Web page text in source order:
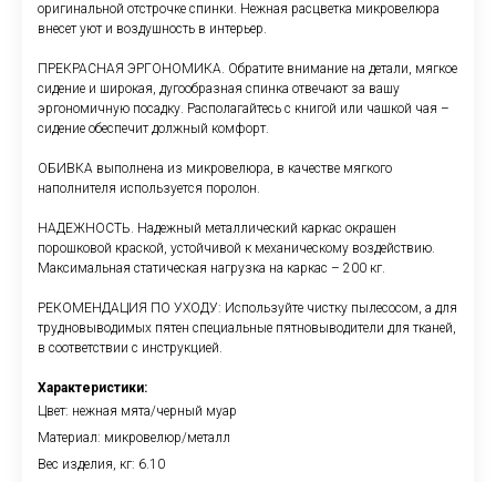
оригинальной отстрочке спинки. Нежная расцветка микровелюра
внесет уют и воздушность в интерьер.
ПРЕКРАСНАЯ ЭРГОНОМИКА. Обратите внимание на детали, мягкое
сидение и широкая, дугообразная спинка отвечают за вашу
эргономичную посадку. Располагайтесь с книгой или чашкой чая –
сидение обеспечит должный комфорт.
ОБИВКА выполнена из микровелюра, в качестве мягкого
наполнителя используется поролон.
НАДЕЖНОСТЬ. Надежный металлический каркас окрашен
порошковой краской, устойчивой к механическому воздействию.
Максимальная статическая нагрузка на каркас – 200 кг.
РЕКОМЕНДАЦИЯ ПО УХОДУ: Используйте чистку пылесосом, а для
трудновыводимых пятен специальные пятновыводители для тканей,
в соответствии с инструкцией.
Характеристики:
Цвет: нежная мята/черный муар
Материал: микровелюр/металл
Вес изделия, кг: 6.10